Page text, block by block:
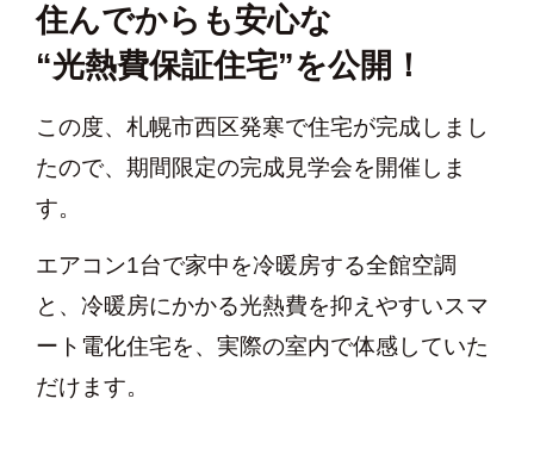
住んでからも安心な
“光熱費保証住宅”を公開！
この度、札幌市西区発寒で住宅が完成しまし
たので、期間限定の完成見学会を開催しま
す。
エアコン1台で家中を冷暖房する全館空調
と、冷暖房にかかる光熱費を抑えやすいスマ
ート電化住宅を、実際の室内で体感していた
だけます。